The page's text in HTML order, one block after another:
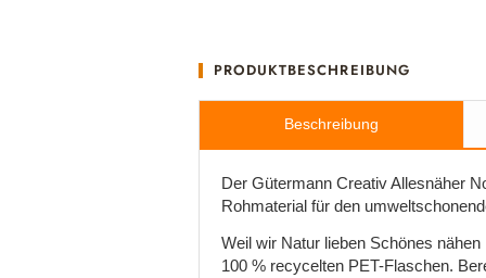
PRODUKTBESCHREIBUNG
Beschreibung
Der Gütermann Creativ Allesnäher
Rohmaterial für den
Weil wir Natur lieben Schönes
100 % recycelten PET-Flaschen.